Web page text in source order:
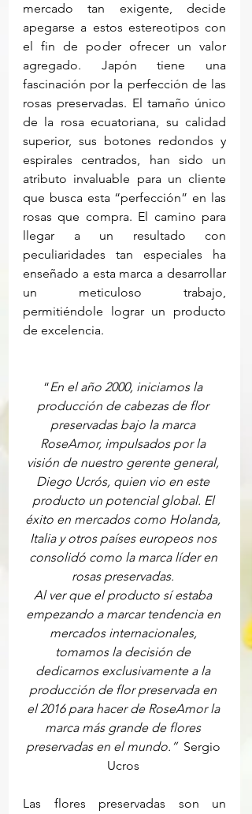
mercado tan exigente, decide
apegarse a estos estereotipos con
el fin de poder ofrecer un valor
agregado. Japón tiene una
fascinación por la perfección de las
rosas preservadas. El tamaño único
de la rosa ecuatoriana, su calidad
superior, sus botones redondos y
espirales centrados, han sido un
atributo invaluable para un cliente
que busca esta “perfección” en las
rosas que compra. El camino para
llegar a un resultado con
peculiaridades tan especiales ha
enseñado a esta marca a desarrollar
un meticuloso trabajo,
permitiéndole lograr un producto
de excelencia.
“En el año 2000, iniciamos la
producción de cabezas de flor
preservadas bajo la marca
RoseAmor, impulsados por la
visión de nuestro gerente general,
Diego Ucrós, quien vio en este
producto un potencial global. El
éxito en mercados como Holanda,
Italia y otros países europeos nos
consolidó como la marca líder en
rosas preservadas.
Al ver que el producto sí estaba
empezando a marcar tendencia en
mercados internacionales,
tomamos la decisión de
dedicarnos exclusivamente a la
producción de flor preservada en
el 2016 para hacer de RoseAmor la
marca más grande de flores
preservadas en el mundo.” Sergio
Ucros
Las flores preservadas son un